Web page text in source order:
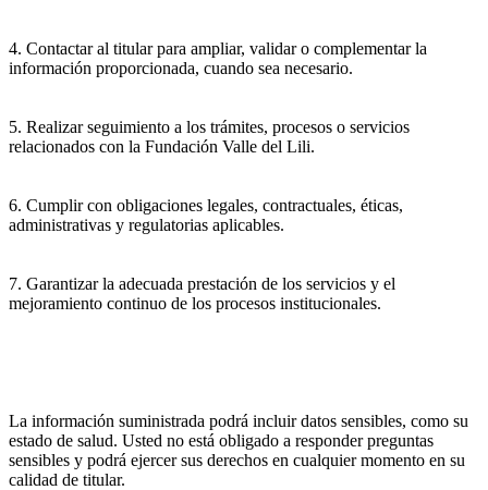
4. Contactar al titular para ampliar, validar o complementar la
información proporcionada, cuando sea necesario.
5. Realizar seguimiento a los trámites, procesos o servicios
relacionados con la Fundación Valle del Lili.
6. Cumplir con obligaciones legales, contractuales, éticas,
administrativas y regulatorias aplicables.
7. Garantizar la adecuada prestación de los servicios y el
mejoramiento continuo de los procesos institucionales.
La información suministrada podrá incluir datos sensibles, como su
estado de salud. Usted no está obligado a responder preguntas
sensibles y podrá ejercer sus derechos en cualquier momento en su
calidad de titular.